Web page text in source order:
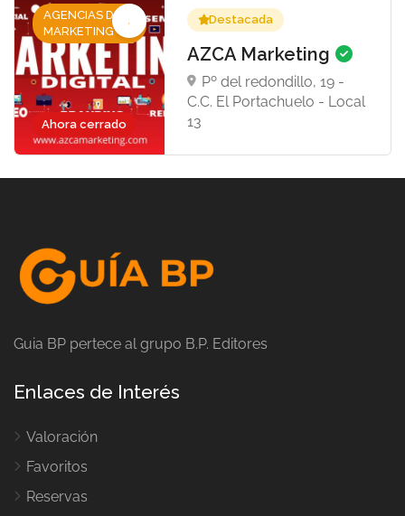
Ahora cerrado
AGENCIAS DE
MARKETING
Destacada
AZCA Marketing
Pº del redondillo, 19 -
C.C. El Portachuelo - Local
13
Guia BP pertece al grupo B.P. Editores
Enlaces de Interés
Valoración
Favoritos
Reservas